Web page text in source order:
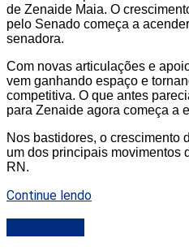
de Zenaide Maia. O
pelo Senado começa a
senadora.
Com novas articulações e
vem ganhando espaço e
competitiva. O que antes
para Zenaide agora começa a
Nos bastidores, o crescimento
um dos principais movimentos
RN.
Continue lendo